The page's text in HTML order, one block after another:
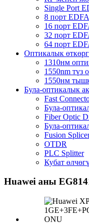
Single Port
8 порт EDFA
16 порт
32 порт
64 порт
Оптикалык
1310нм
1550nm түз
1550нм
Була-оптикалык
Fast
Була-
Fiber Optic
Була-
Fusion
OTDR
PLC Splitter
Кубат
Huawei аны